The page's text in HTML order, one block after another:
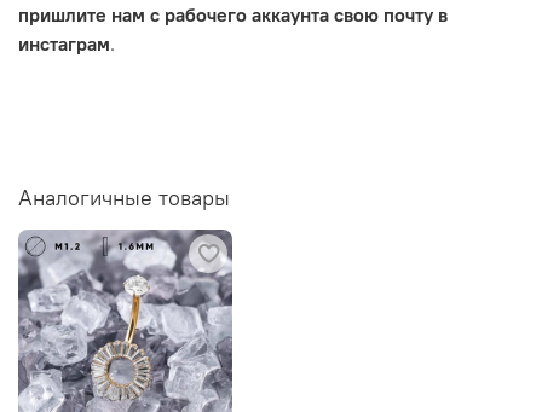
пришлите нам с рабочего аккаунта свою почту в
инстаграм.
Аналогичные товары